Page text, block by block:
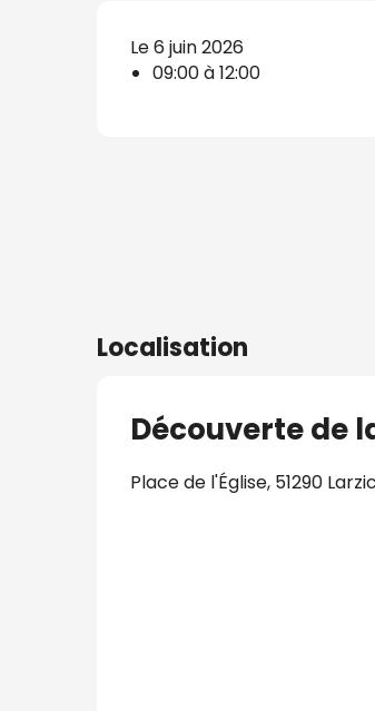
Le 6 juin 2026
09:00 à 12:00
Localisation
Découverte de
Place de l'Église, 51290